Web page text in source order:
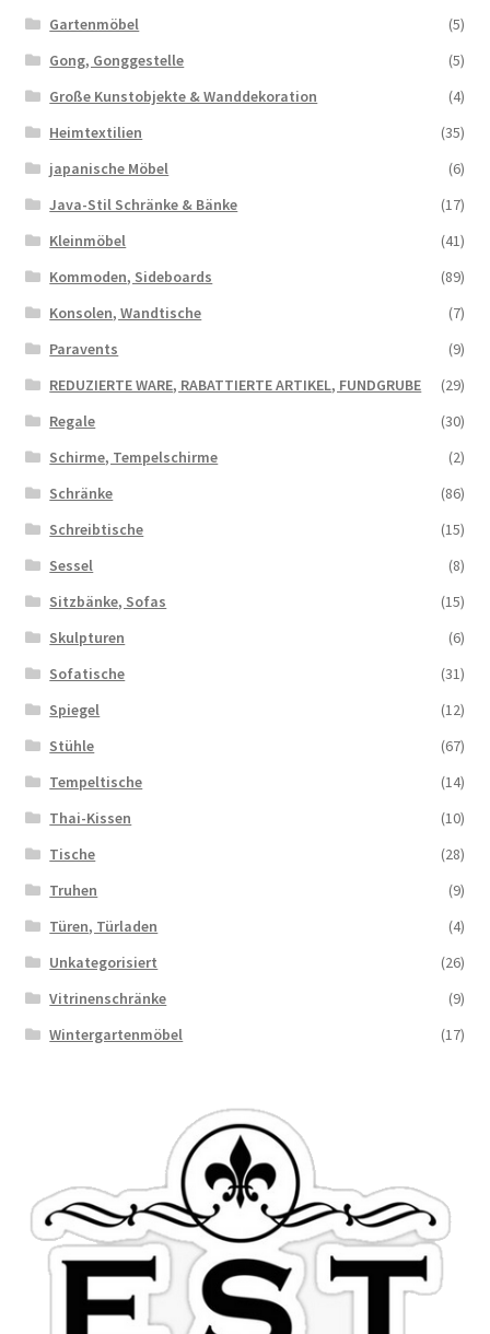
Gartenmöbel
(5)
Gong, Gonggestelle
(5)
Große Kunstobjekte & Wanddekoration
(4)
Heimtextilien
(35)
japanische Möbel
(6)
Java-Stil Schränke & Bänke
(17)
Kleinmöbel
(41)
Kommoden, Sideboards
(89)
Konsolen, Wandtische
(7)
Paravents
(9)
REDUZIERTE WARE, RABATTIERTE ARTIKEL, FUNDGRUBE
(29)
Regale
(30)
Schirme, Tempelschirme
(2)
Schränke
(86)
Schreibtische
(15)
Sessel
(8)
Sitzbänke, Sofas
(15)
Skulpturen
(6)
Sofatische
(31)
Spiegel
(12)
Stühle
(67)
Tempeltische
(14)
Thai-Kissen
(10)
Tische
(28)
Truhen
(9)
Türen, Türladen
(4)
Unkategorisiert
(26)
Vitrinenschränke
(9)
Wintergartenmöbel
(17)